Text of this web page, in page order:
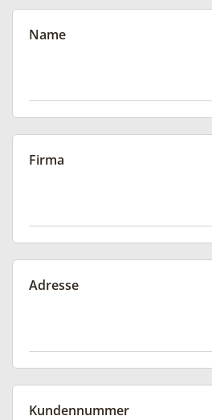
Name
Firma
Adresse
Kundennummer